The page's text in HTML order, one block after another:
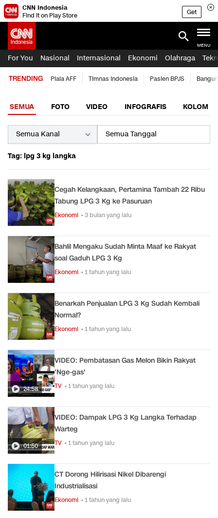
CNN Indonesia
Find it on Play Store
Get
MENU
For You Nasional Internasional Ekonomi Olahraga
TRENDING Piala AFF Timnas Indonesia Pasien BPJS
SEMUA FOTO VIDEO INFOGRAFIS KOLOM
Tag: lpg 3 kg langka
Cegah Kelangkaan, Pertamina Tambah 22 Ribu
Tabung LPG 3 Kg ke Pasuruan
Ekonomi • 3 bulan yang lalu
Bahlil Mengaku Sudah Minta Maaf ke Rakyat
soal Gaduh LPG 3 Kg
Ekonomi • 1 tahun yang lalu
Benarkah Penjualan LPG 3 Kg Sudah Kembali
Normal?
Ekonomi • 1 tahun yang lalu
24:58
VIDEO: Pembatasan Gas Melon Bikin Rakyat
'Nge-gas'
TV • 1 tahun yang lalu
01:50
VIDEO: Dampak LPG 3 Kg Langka Terhadap
Warteg
TV • 1 tahun yang lalu
CT Dorong Hilirisasi Nikel Dibarengi
Industrialisasi
Ekonomi • 1 tahun yang lalu